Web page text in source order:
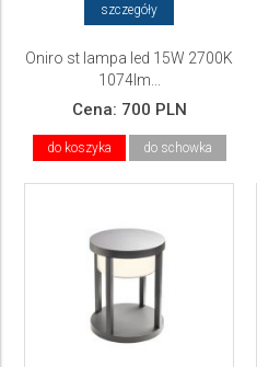
szczegóły
Oniro st lampa led 15W 2700K
1074lm...
Cena: 700 PLN
do koszyka do schowka